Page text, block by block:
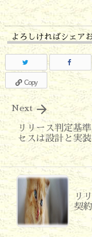
よろしければシェア
Copy
リリース判定基
セスは設計と実

Next
リ
契